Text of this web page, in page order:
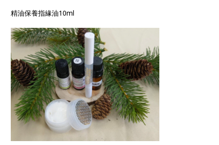
精油保養指緣油10ml